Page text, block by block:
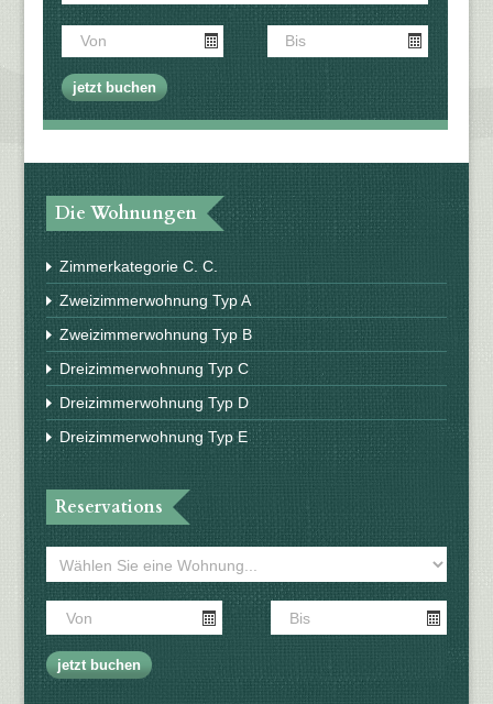
Die Wohnungen
Zimmerkategorie C. C.
Zweizimmerwohnung Typ A
Zweizimmerwohnung Typ B
Dreizimmerwohnung Typ C
Dreizimmerwohnung Typ D
Dreizimmerwohnung Typ E
Reservations